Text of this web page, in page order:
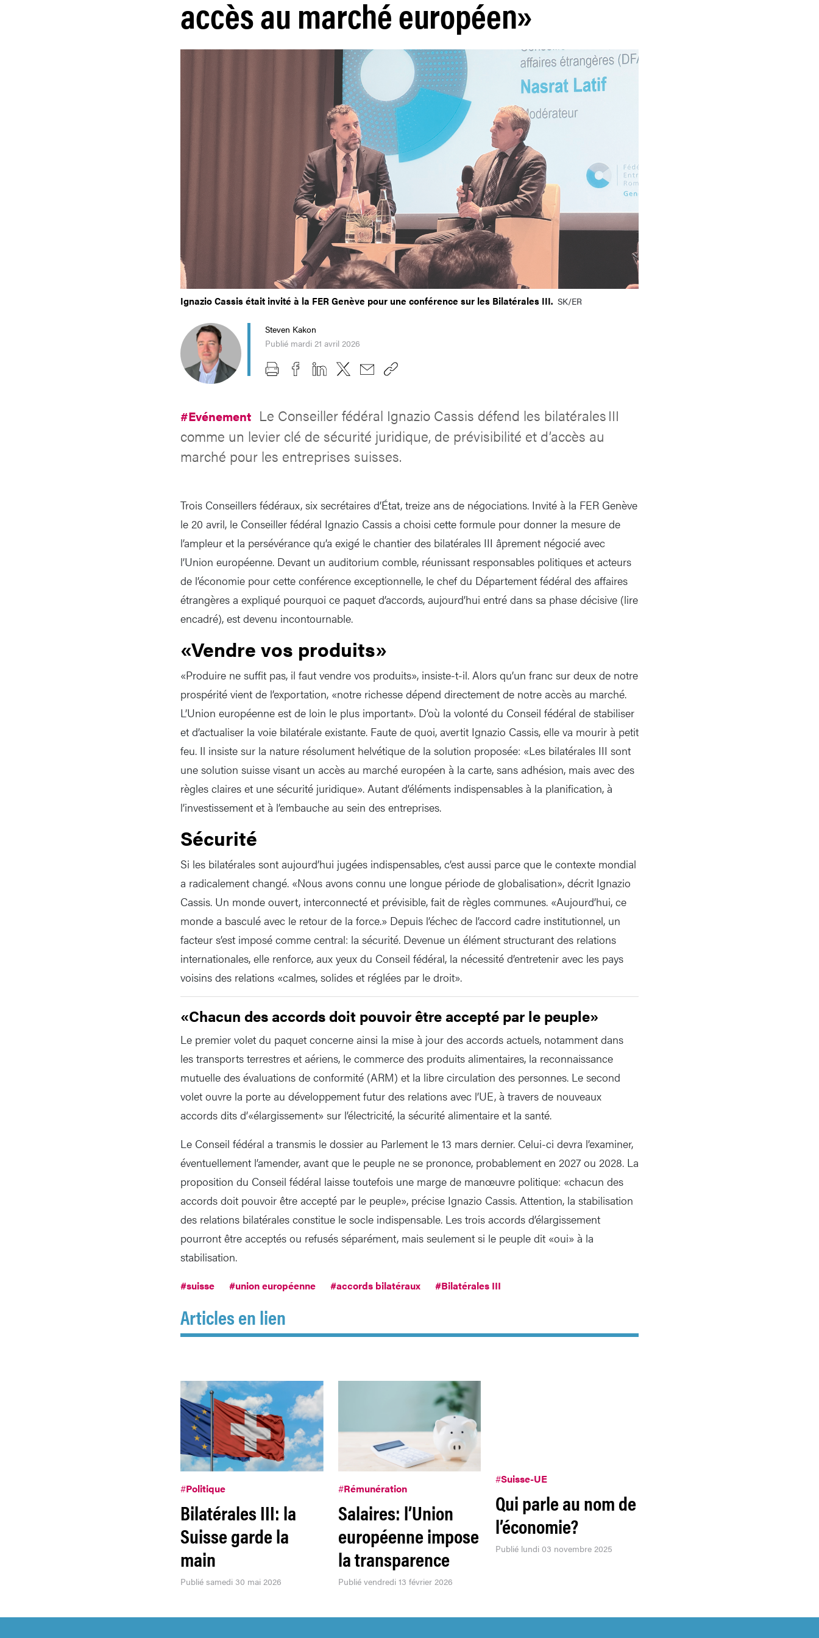
accès au marché européen»
Ignazio Cassis était invité à la FER Genève pour une conférence sur les Bilatérales III. SK/ER
Steven Kakon
Publié mardi 21 avril 2026
#Evénement Le Conseiller fédéral Ignazio Cassis défend les bilatérales III
comme un levier clé de sécurité juridique, de prévisibilité et d’accès au
marché pour les entreprises suisses.
Trois Conseillers fédéraux, six secrétaires d’État, treize ans de négociations. Invité à la FER Genève
le 20 avril, le Conseiller fédéral Ignazio Cassis a choisi cette formule pour donner la mesure de
l’ampleur et la persévérance qu’a exigé le chantier des bilatérales III âprement négocié avec
l’Union européenne. Devant un auditorium comble, réunissant responsables politiques et acteurs
de l’économie pour cette conférence exceptionnelle, le chef du Département fédéral des affaires
étrangères a expliqué pourquoi ce paquet d’accords, aujourd’hui entré dans sa phase décisive (lire
encadré), est devenu incontournable.
«Vendre vos produits»
«Produire ne suffit pas, il faut vendre vos produits», insiste-t-il. Alors qu’un franc sur deux de notre
prospérité vient de l’exportation, «notre richesse dépend directement de notre accès au marché.
L’Union européenne est de loin le plus important». D’où la volonté du Conseil fédéral de stabiliser
et d’actualiser la voie bilatérale existante. Faute de quoi, avertit Ignazio Cassis, elle va mourir à petit
feu. Il insiste sur la nature résolument helvétique de la solution proposée: «Les bilatérales III sont
une solution suisse visant un accès au marché européen à la carte, sans adhésion, mais avec des
règles claires et une sécurité juridique». Autant d’éléments indispensables à la planification, à
l’investissement et à l’embauche au sein des entreprises.
Sécurité
Si les bilatérales sont aujourd’hui jugées indispensables, c’est aussi parce que le contexte mondial
a radicalement changé. «Nous avons connu une longue période de globalisation», décrit Ignazio
Cassis. Un monde ouvert, interconnecté et prévisible, fait de règles communes. «Aujourd’hui, ce
monde a basculé avec le retour de la force.» Depuis l’échec de l’accord cadre institutionnel, un
facteur s’est imposé comme central: la sécurité. Devenue un élément structurant des relations
internationales, elle renforce, aux yeux du Conseil fédéral, la nécessité d’entretenir avec les pays
voisins des relations «calmes, solides et réglées par le droit».
«Chacun des accords doit pouvoir être accepté par le peuple»
Le premier volet du paquet concerne ainsi la mise à jour des accords actuels, notamment dans
les transports terrestres et aériens, le commerce des produits alimentaires, la reconnaissance
mutuelle des évaluations de conformité (ARM) et la libre circulation des personnes. Le second
volet ouvre la porte au développement futur des relations avec l’UE, à travers de nouveaux
accords dits d’«élargissement» sur l’électricité, la sécurité alimentaire et la santé.
Le Conseil fédéral a transmis le dossier au Parlement le 13 mars dernier. Celui-ci devra l’examiner,
éventuellement l’amender, avant que le peuple ne se prononce, probablement en 2027 ou 2028. La
proposition du Conseil fédéral laisse toutefois une marge de manœuvre politique: «chacun des
accords doit pouvoir être accepté par le peuple», précise Ignazio Cassis. Attention, la stabilisation
des relations bilatérales constitue le socle indispensable. Les trois accords d’élargissement
pourront être acceptés ou refusés séparément, mais seulement si le peuple dit «oui» à la
stabilisation.
#suisse #union européenne #accords bilatéraux #Bilatérales III
Articles en lien
#Politique
Bilatérales III: la
Suisse garde la
main
Publié samedi 30 mai 2026
#Rémunération
Salaires: l’Union
européenne impose
la transparence
Publié vendredi 13 février 2026
#Suisse-UE
Qui parle au nom de
l’économie?
Publié lundi 03 novembre 2025